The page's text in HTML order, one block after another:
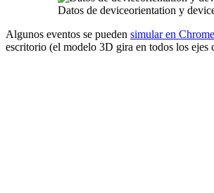
Datos de deviceorientation y
Algunos eventos se pueden simular en
escritorio (el modelo 3D gira en todos los ejes